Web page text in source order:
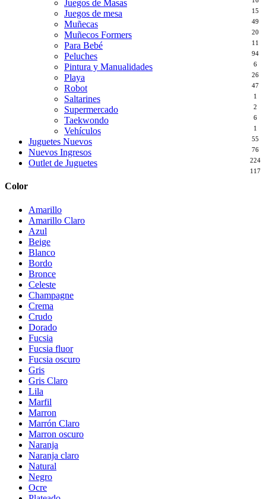
Juegos de Masas
15
Juegos de mesa
49
Muñecas
20
Muñecos Formers
11
Para Bebé
94
Peluches
6
Pintura y Manualidades
26
Playa
47
Robot
1
Saltarines
2
Supermercado
6
Taekwondo
1
Vehículos
55
Juguetes Nuevos
76
Nuevos Ingresos
224
Outlet de Juguetes
117
Color
Amarillo
Amarillo Claro
Azul
Beige
Blanco
Bordo
Bronce
Celeste
Champagne
Crema
Crudo
Dorado
Fucsia
Fucsia fluor
Fucsia oscuro
Gris
Gris Claro
Lila
Marfil
Marron
Marrón Claro
Marron oscuro
Naranja
Naranja claro
Natural
Negro
Ocre